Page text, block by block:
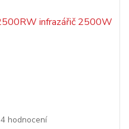
4 hodnocení